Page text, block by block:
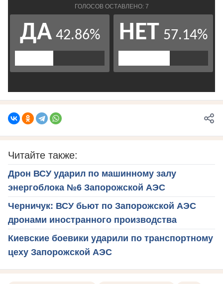
Читайте также:
Дрон ВСУ ударил по машинному залу
энергоблока №6 Запорожской АЭС
Черничук: ВСУ бьют по Запорожской АЭС
дронами иностранного производства
Киевские боевики ударили по транспортному
цеху Запорожской АЭС